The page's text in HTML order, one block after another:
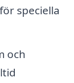
speciella
och